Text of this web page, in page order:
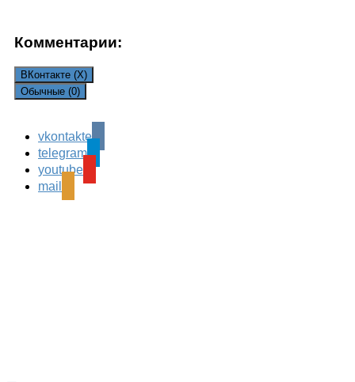
Комментарии:
ВКонтакте (X)
Обычные (0)
Comments are closed.
vkontakte
telegram
youtube
mail